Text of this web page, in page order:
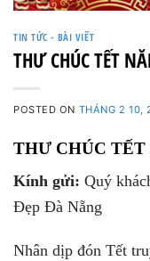
TIN TỨC - BÀI VIẾT
THƯ CHÚC TẾT
POSTED ON THÁNG 2 10,
THƯ CHÚC TẾT
Kính gửi: Quý
Đẹp Đà Nẵng
Nhân dịp đón Tết